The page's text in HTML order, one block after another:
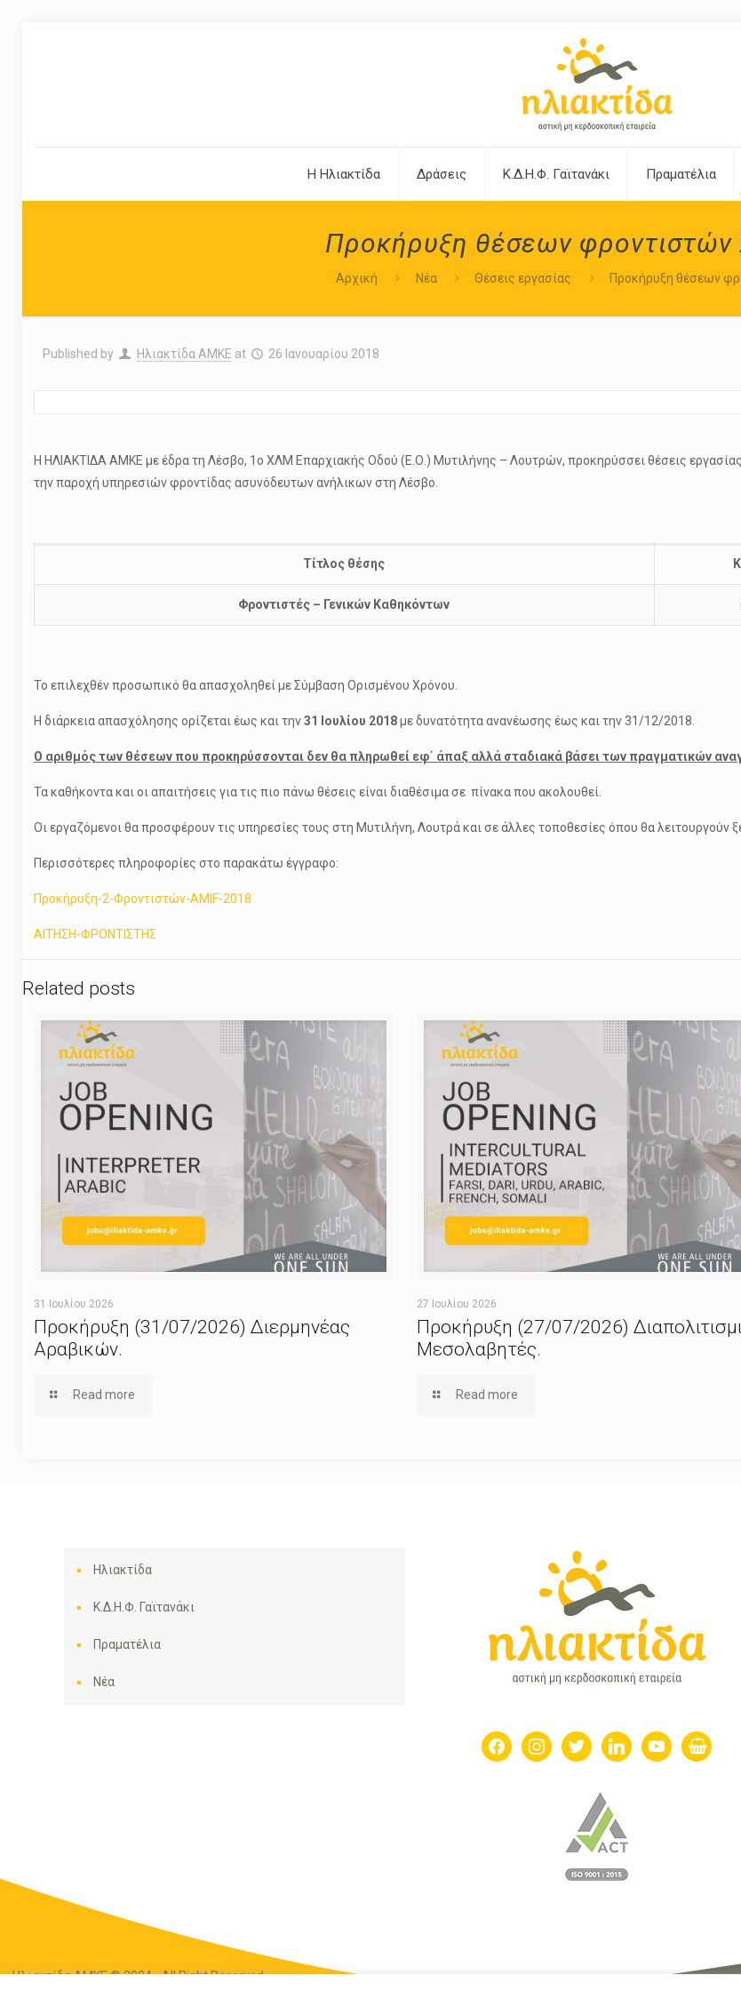
Η Ηλιακτίδα Δράσεις Κ.Δ.Η.Φ. Γαϊτανάκι Πραματέλια
Προκήρυξη θέσεων
Αρχική Νέα Θέσεις εργασίας Προκήρυξη θέσεων
Published by Ηλιακτίδα ΑΜΚΕ at 26 Ιανουαρίου 2018
Η ΗΛΙΑΚΤΙΔΑ ΑΜΚΕ με έδρα τη Λέσβο, 1ο ΧΛΜ Επαρχιακής Οδού (Ε.Ο.) Μυτιλήνης – Λουτρών, προκηρύσσει θέσεις
την παροχή υπηρεσιών φροντίδας ασυνόδευτων ανήλικων στη Λέσβο.
Τίτλος θέσης
Φροντιστές – Γενικών Καθηκόντων
Το επιλεχθέν προσωπικό θα απασχοληθεί με Σύμβαση Ορισμένου Χρόνου.
Η διάρκεια απασχόλησης ορίζεται έως και την31 Ιουλίου 2018με δυνατότητα ανανέωσης έως και την 31/12/2018.
Ο αριθμός των θέσεων που προκηρύσσονται δεν θα πληρωθεί εφ΄ άπαξ αλλά σταδιακά βάσει των πραγματικών
Τα καθήκοντα και οι απαιτήσεις για τις πιο πάνω θέσεις είναι διαθέσιμα σε πίνακα που ακολουθεί.
Οι εργαζόμενοι θα προσφέρουν τις υπηρεσίες τους στη Μυτιλήνη, Λουτρά και σε άλλες τοποθεσίες όπου θα λειτουργούν
Περισσότερες πληροφορίες στο παρακάτω έγγραφο:
Προκήρυξη-2-Φροντιστών-AMIF-2018
ΑΙΤΗΣΗ-ΦΡΟΝΤΙΣΤΗΣ
Related posts
31 Ιουλίου 2026
Προκήρυξη (31/07/2026) Διερμηνέας
Αραβικών.
Read more
27 Ιουλίου 2026
Προκήρυξη (27/07/2026)
Μεσολαβητές.
Read more
Ηλιακτίδα
Κ.Δ.Η.Φ. Γαϊτανάκι
Πραματέλια
Νέα
facebookinstagram
twitter linkedinyoutubeshopping-
basket
Ηλιακτίδα ΑΜΚΕ © 2024 - All Right Reserved